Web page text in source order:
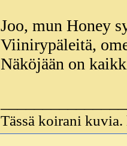
Joo, mun Honey
Viinirypäleitä,
Näköjään on
Tässä koirani